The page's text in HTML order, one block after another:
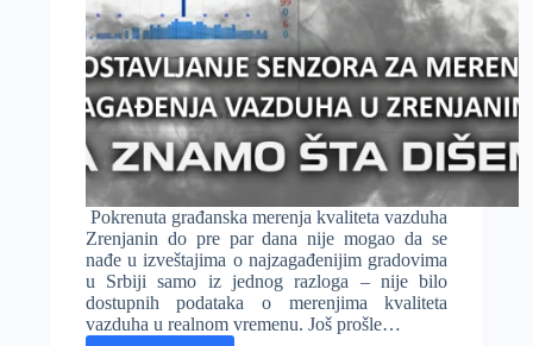
Pokrenuta građanska merenja kvaliteta vazduha
Zrenjanin do pre par dana nije mogao da se
nađe u izveštajima o najzagađenijim gradovima
u Srbiji samo iz jednog razloga – nije bilo
dostupnih podataka o merenjima kvaliteta
vazduha u realnom vremenu. Još prošle…